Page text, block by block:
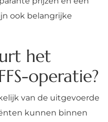
ook belangrijke
het
operatie?
van de uitgevoerde
kunnen binnen